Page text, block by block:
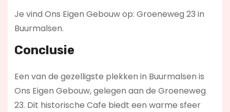
Je vind Ons Eigen Gebouw op: Groeneweg 23 in
Buurmalsen.
Conclusie
Een van de gezelligste plekken in Buurmalsen is
Ons Eigen Gebouw, gelegen aan de Groeneweg
23. Dit historische Cafe biedt een warme sfeer